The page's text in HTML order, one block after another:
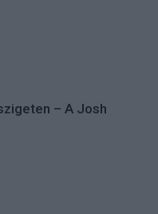
– A Josh